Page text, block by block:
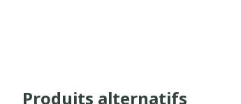
Produits alternatifs